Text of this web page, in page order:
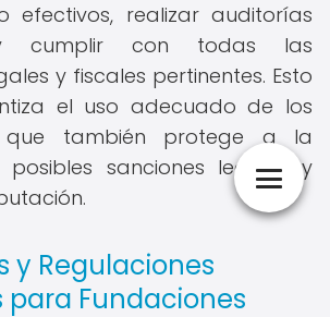
efectivos, realizar auditorías
cumplir con todas las
y fiscales pertinentes. Esto
el uso adecuado de los
que también protege a la
sanciones legales y
y Regulaciones
para Fundaciones